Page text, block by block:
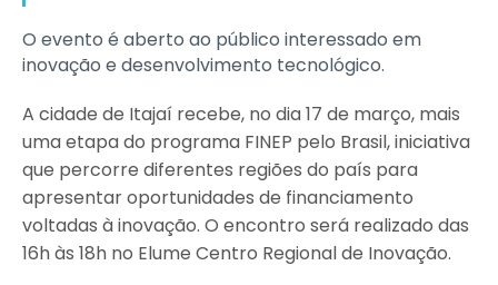
O evento é aberto ao público interessado em
inovação e desenvolvimento tecnológico.
A cidade de Itajaí recebe, no dia 17 de março, mais
uma etapa do programa FINEP pelo Brasil, iniciativa
que percorre diferentes regiões do país para
apresentar oportunidades de financiamento
voltadas à inovação. O encontro será realizado das
16h às 18h no Elume Centro Regional de Inovação.